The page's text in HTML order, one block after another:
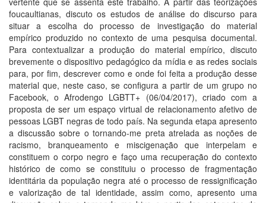
foucaultianas, discuto os estudos de análise do discurso para
situar a escolha do processo de investigação do material
empírico produzido no contexto de uma pesquisa documental.
Para contextualizar a produção do material empírico, discuto
brevemente o dispositivo pedagógico da mídia e as redes sociais
para, por fim, descrever como e onde foi feita a produção desse
material que, neste caso, se configura a partir de um grupo no
Facebook, o Afrodengo LGBTT+ (06/04/2017), criado com a
proposta de ser um espaço virtual de relacionamento afetivo de
pessoas LGBT negras de todo país. Na segunda etapa apresento
a discussão sobre o tornando-me preta atrelada as noções de
racismo, branqueamento e miscigenação que interpelam e
constituem o corpo negro e faço uma recuperação do contexto
histórico de como se constituiu o processo de fragmentação
identitária da população negra até o processo de ressignificação
e valorização de tal identidade, assim como, apresento uma